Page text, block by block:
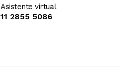
Asistente virtual
11 2855 5086